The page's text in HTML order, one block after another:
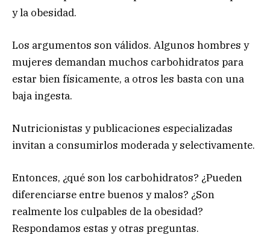
y la obesidad.
Los argumentos son válidos. Algunos hombres y
mujeres demandan muchos carbohidratos para
estar bien físicamente, a otros les basta con una
baja ingesta.
Nutricionistas y publicaciones especializadas
invitan a consumirlos moderada y selectivamente.
Entonces, ¿qué son los carbohidratos? ¿Pueden
diferenciarse entre buenos y malos? ¿Son
realmente los culpables de la obesidad?
Respondamos estas y otras preguntas.